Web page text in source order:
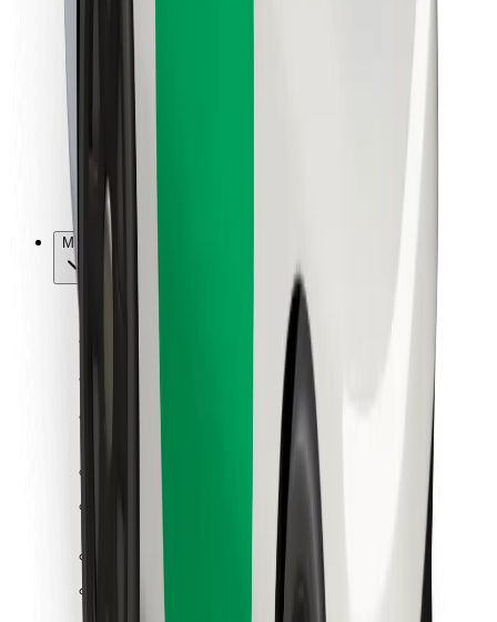
Juhtidele
Bolt Food
Sõidukiparkidele
Restoranidele
Bolt for Business
Muu
Tarnijad
Tingimused
Turvalisus
Telli auto minutitega!
Laadi alla Bolti rakendus
Leia oma lemmiktoidud!
Laadi alla Bolt Foodi rakendus